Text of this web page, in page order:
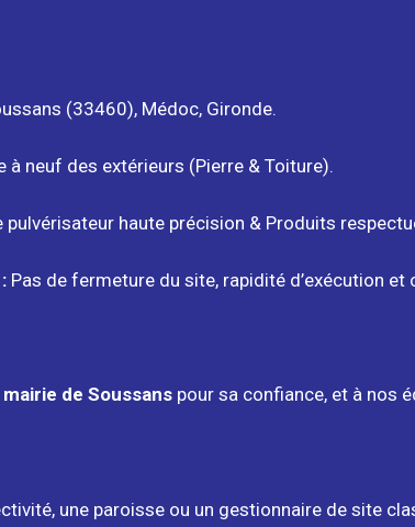
(33460), Médoc, Gironde.
à neuf des extérieurs (Pierre & Toiture).
pulvérisateur haute précision & Produits
Pas de fermeture du site, rapidité d’exécution et
mairie de Soussans pour sa confiance, et à nos
une paroisse ou un gestionnaire de site